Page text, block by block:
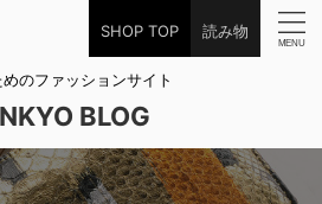
SHOP TOP 読み物
のファッションサイト
BLOG